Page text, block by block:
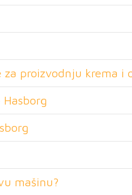
za proizvodnju krema i
mašinu?